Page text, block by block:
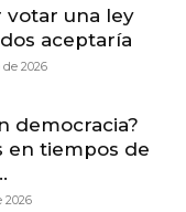
votar una ley
aceptaría
2026
democracia?
en tiempos de
2026